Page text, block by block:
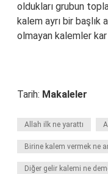
oldukları grubun
kalem ayrı bir başlık
olmayan kalemler
Tarih: Makaleler
Allah ilk ne yarattı
Birine kalem vermek ne
Diğer gelir kalemi ne